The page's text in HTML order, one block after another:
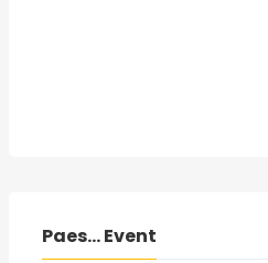
Paes... Event